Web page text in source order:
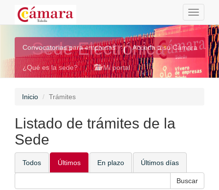
Toggle
Sede Electrónica
Convocatorias para empresas Acceda a su Cámara
¿Qué es la sede? Mi portal
Inicio Trámites
Listado de trámites de la
Sede
Todos Últimos En plazo Últimos días